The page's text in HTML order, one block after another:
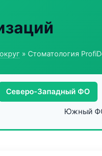
» Стоматология
Северо-Западный ФО
Южный